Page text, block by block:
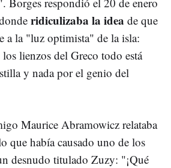
ridiculizaba la idea de que
a la "luz optimista" de la isla:
los lienzos del Greco todo está
y nada por el genio del
Maurice Abramowicz relataba
que había causado uno de los
desnudo titulado Zuzy: "¡Qué